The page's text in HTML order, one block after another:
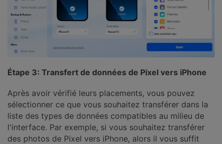
Étape 3: Transfert de données de Pixel vers iPhone
Après avoir vérifié leurs placements, vous pouvez
sélectionner ce que vous souhaitez transférer dans la
liste des types de données compatibles au milieu de
l'interface. Par exemple, si vous souhaitez transférer
des photos de Pixel vers iPhone, alors il vous suffit